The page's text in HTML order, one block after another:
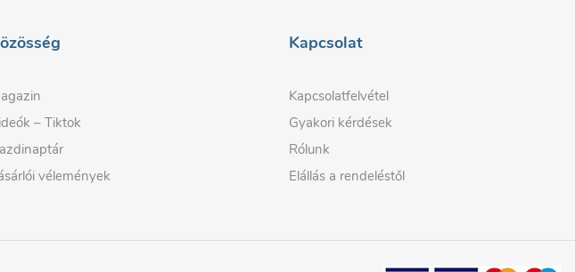
– Tiktok
vélemények
Kapcsolat
Kapcsolatfelvétel
Gyakori kérdések
Rólunk
Elállás a rendeléstől